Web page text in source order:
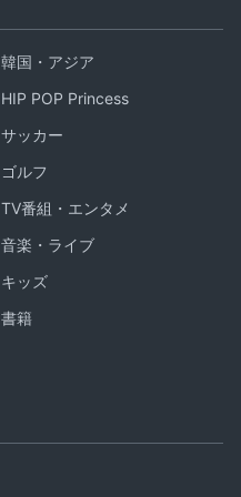
韓国・アジア
HIP POP Princess
サッカー
ゴルフ
TV番組・エンタメ
音楽・ライブ
キッズ
書籍